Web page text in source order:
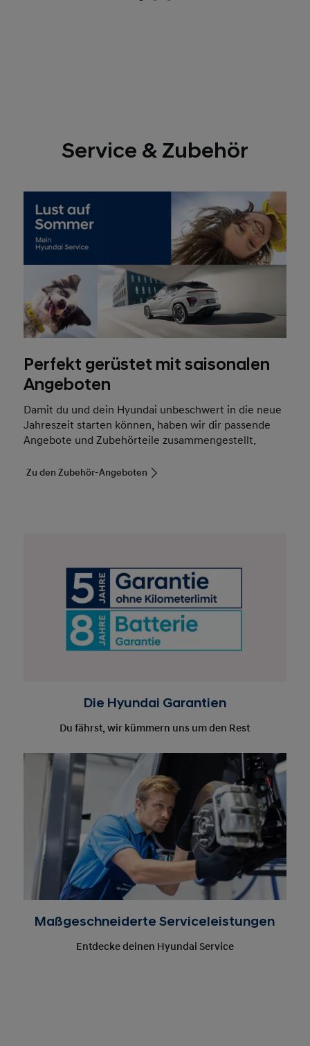
Perfekt gerüstet mit saisonalen
Angeboten
Damit du und dein Hyundai unbeschwert in die neue
Angebote und Zubehörteile zusammengestellt.
Die Hyundai Garantien
Maßgeschneiderte Serviceleistungen
Entdecke deinen Hyundai Service